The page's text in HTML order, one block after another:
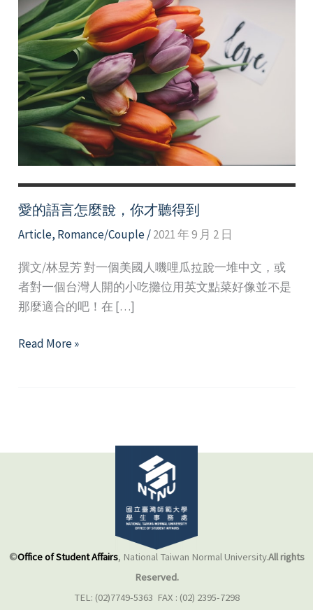
愛的語言怎麼說，你才聽得到
Article, Romance/Couple/2021 年 9 月 2 日
撰文/林昱芳 對一個美國人嘰哩瓜拉說一堆中文，或
者對一個台灣人開的小吃攤位用英文點菜好像並不是
那麼適合的吧！在 […]
愛
到
Read More »
©Office of Student Affairs, National Taiwan Normal University.All rights
Reserved.
TEL: (02)7749-5363 FAX : (02) 2395-7298